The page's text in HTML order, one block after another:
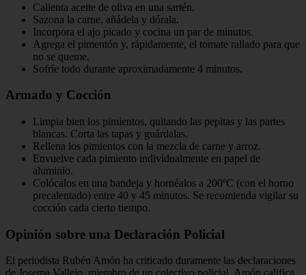
Calienta aceite de oliva en una sartén.
Sazona la carne, añádela y dórala.
Incorpora el ajo picado y cocina un par de minutos.
Agrega el pimentón y, rápidamente, el tomate rallado para que
no se queme.
Sofríe todo durante aproximadamente 4 minutos.
Armado y Cocción
Limpia bien los pimientos, quitando las pepitas y las partes
blancas. Corta las tapas y guárdalas.
Rellena los pimientos con la mezcla de carne y arroz.
Envuelve cada pimiento individualmente en papel de
aluminio.
Colócalos en una bandeja y hornéalos a 200ºC (con el horno
precalentado) entre 40 y 45 minutos. Se recomienda vigilar su
cocción cada cierto tiempo.
Opinión sobre una Declaración Policial
El periodista Rubén Amón ha criticado duramente las declaraciones